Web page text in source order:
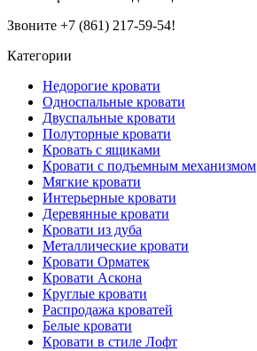
Звоните +7 (861) 217-59-54!
Категории
Недорогие кровати
Односпальные кровати
Двуспальные кровати
Полуторные кровати
Кровать с ящиками
Кровати с подъемным механизмом
Мягкие кровати
Интерьерные кровати
Деревянные кровати
Кровати из дуба
Металлические кровати
Кровати Орматек
Кровати Аскона
Круглые кровати
Распродажа кроватей
Белые кровати
Кровати в стиле Лофт